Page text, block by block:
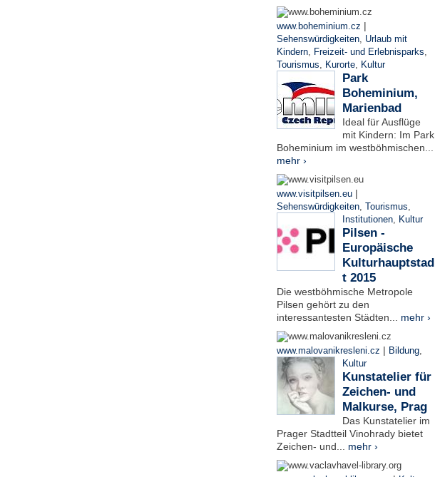
www.boheminium.cz |
Sehenswürdigkeiten, Urlaub mit
Kindern, Freizeit- und Erlebnisparks,
Tourismus, Kurorte, Kultur
Park
Boheminium,
Marienbad
Ideal für Ausflüge
mit Kindern: Im Park
Boheminium im westböhmischen...
mehr ›
www.visitpilsen.eu |
Sehenswürdigkeiten, Tourismus,
Institutionen, Kultur
Pilsen -
Europäische
Kulturhauptstad
t 2015
Die westböhmische Metropole
Pilsen gehört zu den
interessantesten Städten... mehr ›
www.malovanikresleni.cz | Bildung,
Kultur
Kunstatelier für
Zeichen- und
Malkurse, Prag
Das Kunstatelier im
Prager Stadtteil Vinohrady bietet
Zeichen- und... mehr ›